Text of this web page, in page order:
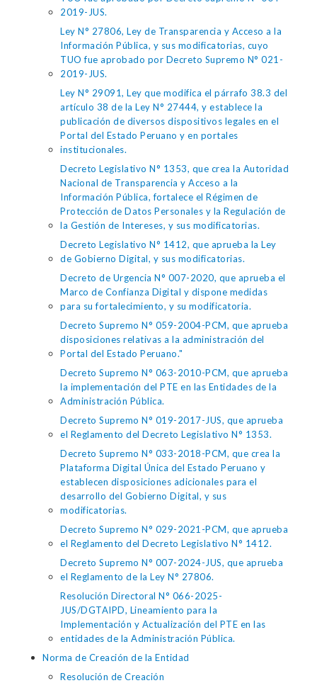
2019-JUS.
Ley N° 27806, Ley de Transparencia y Acceso a la
Información Pública, y sus modificatorias, cuyo
TUO fue aprobado por Decreto Supremo N° 021-
2019-JUS.
Ley N° 29091, Ley que modifica el párrafo 38.3 del
artículo 38 de la Ley N° 27444, y establece la
publicación de diversos dispositivos legales en el
Portal del Estado Peruano y en portales
institucionales.
Decreto Legislativo N° 1353, que crea la Autoridad
Nacional de Transparencia y Acceso a la
Información Pública, fortalece el Régimen de
Protección de Datos Personales y la Regulación de
la Gestión de Intereses, y sus modificatorias.
Decreto Legislativo N° 1412, que aprueba la Ley
de Gobierno Digital, y sus modificatorias.
Decreto de Urgencia N° 007-2020, que aprueba el
Marco de Confianza Digital y dispone medidas
para su fortalecimiento, y su modificatoria.
Decreto Supremo N° 059-2004-PCM, que aprueba
disposiciones relativas a la administración del
Portal del Estado Peruano."
Decreto Supremo N° 063-2010-PCM, que aprueba
la implementación del PTE en las Entidades de la
Administración Pública.
Decreto Supremo N° 019-2017-JUS, que aprueba
el Reglamento del Decreto Legislativo N° 1353.
Decreto Supremo N° 033-2018-PCM, que crea la
Plataforma Digital Única del Estado Peruano y
establecen disposiciones adicionales para el
desarrollo del Gobierno Digital, y sus
modificatorias.
Decreto Supremo N° 029-2021-PCM, que aprueba
el Reglamento del Decreto Legislativo N° 1412.
Decreto Supremo N° 007-2024-JUS, que aprueba
el Reglamento de la Ley N° 27806.
Resolución Directoral N° 066-2025-
JUS/DGTAIPD, Lineamiento para la
Implementación y Actualización del PTE en las
entidades de la Administración Pública.
Norma de Creación de la Entidad
Resolución de Creación